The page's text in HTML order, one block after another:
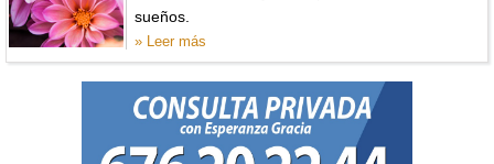
sueños.
» Leer más